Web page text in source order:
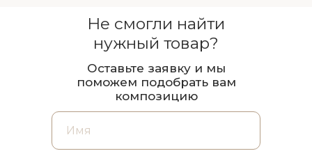
Не смогли найти
нужный товар?
Оставьте заявку и мы
поможем подобрать вам
композицию